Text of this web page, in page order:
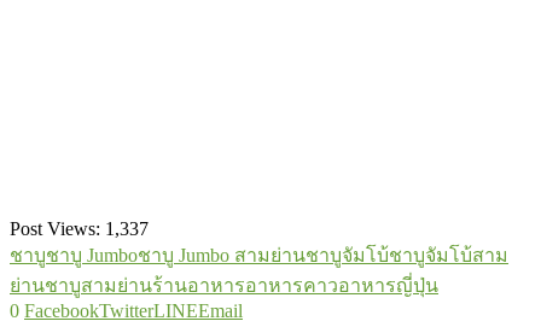
Post Views: 1,337
ชาบูชาบู Jumboชาบู Jumbo สามย่านชาบูจัมโบ้ชาบูจัมโบ้สาม
ย่านชาบูสามย่านร้านอาหารอาหารคาวอาหารญี่ปุ่น
0 FacebookTwitterLINEEmail